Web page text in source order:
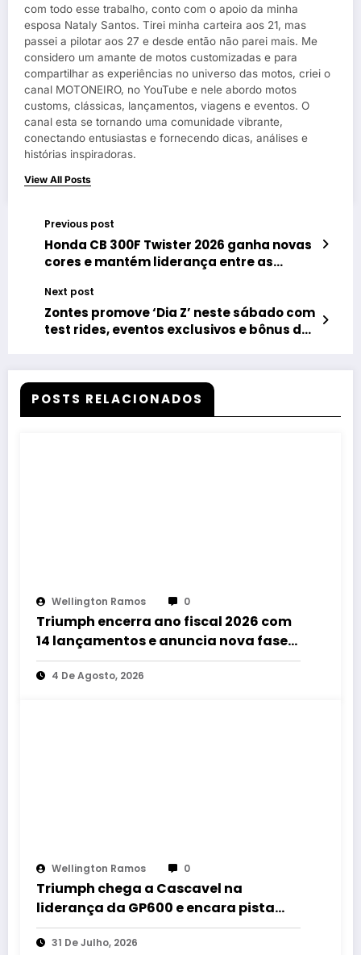
com todo esse trabalho, conto com o apoio da minha
esposa Nataly Santos. Tirei minha carteira aos 21, mas
passei a pilotar aos 27 e desde então não parei mais. Me
considero um amante de motos customizadas e para
compartilhar as experiências no universo das motos, criei o
canal MOTONEIRO, no YouTube e nele abordo motos
customs, clássicas, lançamentos, viagens e eventos. O
canal esta se tornando uma comunidade vibrante,
conectando entusiastas e fornecendo dicas, análises e
histórias inspiradoras.
View All Posts
Previous post
Honda CB 300F Twister 2026 ganha novas
cores e mantém liderança entre as
Next post
Zontes promove ‘Dia Z’ neste sábado com
test rides, eventos exclusivos e bônus de
POSTS RELACIONADOS
Wellington Ramos 0
Triumph encerra ano fiscal 2026 com
14 lançamentos e anuncia nova fase
de crescimento no Brasil
4 De Agosto, 2026
Wellington Ramos 0
Triumph chega a Cascavel na
liderança da GP600 e encara pista
mais rápida do MOTO1000GP 2026
31 De Julho, 2026